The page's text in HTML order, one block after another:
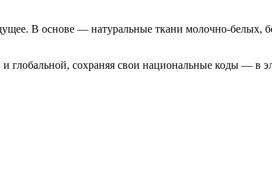
В основе — натуральные ткани молочно-белых,
глобальной, сохраняя свои национальные коды — в